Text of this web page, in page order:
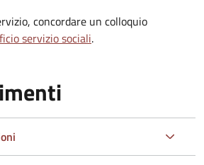
concordare un colloquio
servizio sociali.